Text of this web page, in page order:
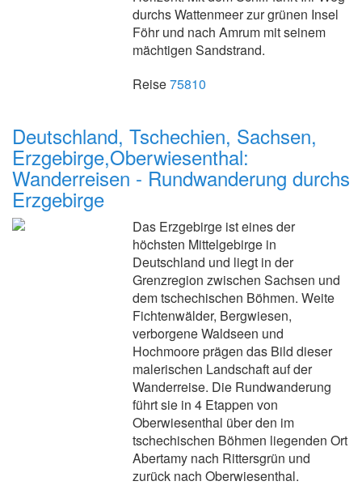
durchs Wattenmeer zur grünen Insel
Föhr und nach Amrum mit seinem
mächtigen Sandstrand.
Reise75810
Deutschland, Tschechien, Sachsen,
Erzgebirge,Oberwiesenthal:
Wanderreisen - Rundwanderung durchs
Erzgebirge
Das Erzgebirge ist eines der
höchsten Mittelgebirge in
Deutschland und liegt in der
Grenzregion zwischen Sachsen und
dem tschechischen Böhmen. Weite
Fichtenwälder, Bergwiesen,
verborgene Waldseen und
Hochmoore prägen das Bild dieser
malerischen Landschaft auf der
Wanderreise. Die Rundwanderung
führt sie in 4 Etappen von
Oberwiesenthal über den im
tschechischen Böhmen liegenden Ort
Abertamy nach Rittersgrün und
zurück nach Oberwiesenthal.